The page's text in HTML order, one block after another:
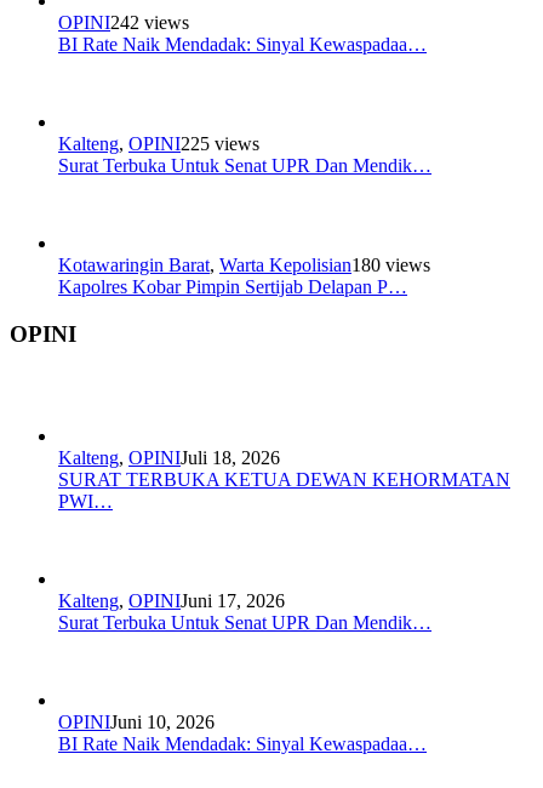
OPINI242 views
BI Rate Naik Mendadak: Sinyal Kewaspadaa…
Kalteng, OPINI225 views
Surat Terbuka Untuk Senat UPR Dan Mendik…
Kotawaringin Barat, Warta Kepolisian180 views
Kapolres Kobar Pimpin Sertijab Delapan P…
OPINI
Kalteng, OPINIJuli 18, 2026
SURAT TERBUKA KETUA DEWAN KEHORMATAN
PWI…
Kalteng, OPINIJuni 17, 2026
Surat Terbuka Untuk Senat UPR Dan Mendik…
OPINIJuni 10, 2026
BI Rate Naik Mendadak: Sinyal Kewaspadaa…